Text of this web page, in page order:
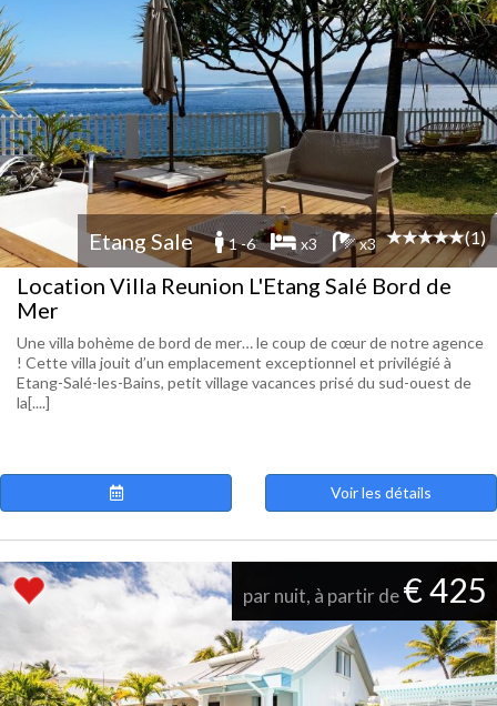
Etang Sale 1 -6 x3 x3 (1)
Location Villa Reunion L'Etang Salé Bord de
Mer
Une villa bohème de bord de mer… le coup de cœur de notre agence
! Cette villa jouit d’un emplacement exceptionnel et privilégié à
Etang-Salé-les-Bains, petit village vacances prisé du sud-ouest de
la[....]
Voir les détails
par nuit, à partir de€ 425